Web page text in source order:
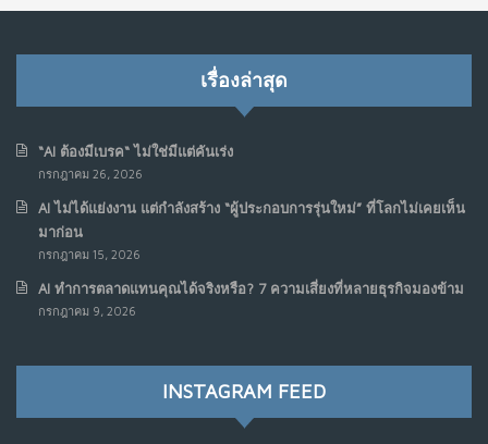
รัฐอาจเป็นจุดเริ่มต้นของ “ขบวนการประท้วงดิจิทัล” ครั้งใหม่
6
7
เมื่อรัฐบาลเริ่มคิดแบบแพลตฟอร์ม : AI กำลังเปลี่ยนรัฐ
ราชการไปตลอดกาล
NO COMMENTS
เมื่อโลกออนไลน์ กลายเป็น“ศาลเตี้ย”
เรื่องล่าสุด
“AI ต้องมีเบรค“ ไม่ใช่มีแต่คันเร่ง
กรกฎาคม 26, 2026
AI ไม่ได้แย่งงาน แต่กำลังสร้าง “ผู้ประกอบการรุ่นใหม่” ที่โลกไม่เคยเห็น
มาก่อน
กรกฎาคม 15, 2026
AI ทำการตลาดแทนคุณได้จริงหรือ? 7 ความเสี่ยงที่หลายธุรกิจมองข้าม
กรกฎาคม 9, 2026
INSTAGRAM FEED